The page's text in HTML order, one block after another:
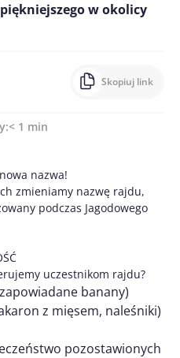
w okolicy
Skopiuj link
< 1 min
nazwa!
zmieniamy nazwę rajdu,
podczas Jagodowego
uczestnikom rajdu?
banany)
z mięsem, naleśniki)
pozostawionych